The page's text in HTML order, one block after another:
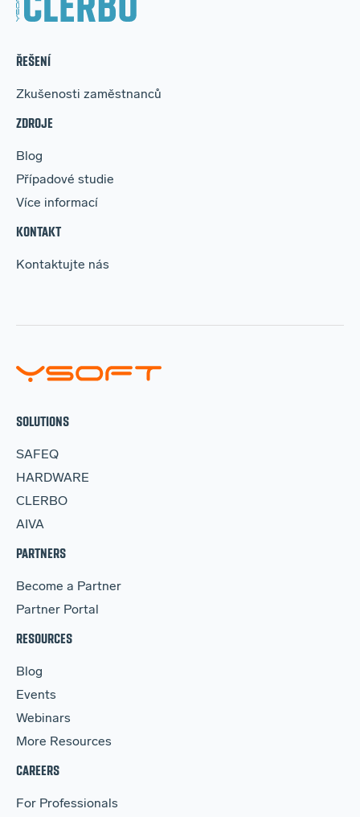
ŘEŠENÍ
Zkušenosti zaměstnanců
ZDROJE
Blog
Případové studie
Více informací
KONTAKT
Kontaktujte nás
SOLUTIONS
SAFEQ
HARDWARE
CLERBO
AIVA
PARTNERS
Become a Partner
Partner Portal
RESOURCES
Blog
Events
Webinars
More Resources
CAREERS
For Professionals